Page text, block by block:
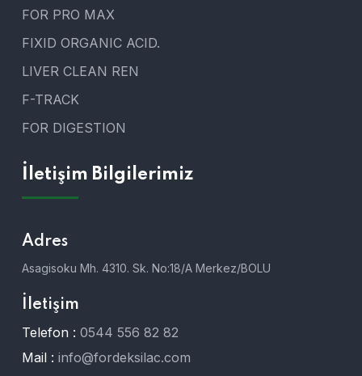
FOR PRO MAX
FIXID ORGANIC ACID.
LIVER CLEAN REN
F-TRACK
FOR DIGESTION
İletişim Bilgilerimiz
Adres
Asagisoku Mh. 4310. Sk. No:18/A Merkez/BOLU
İletişim
Telefon : 0544 556 82 82
Mail : info@fordeksilac.com